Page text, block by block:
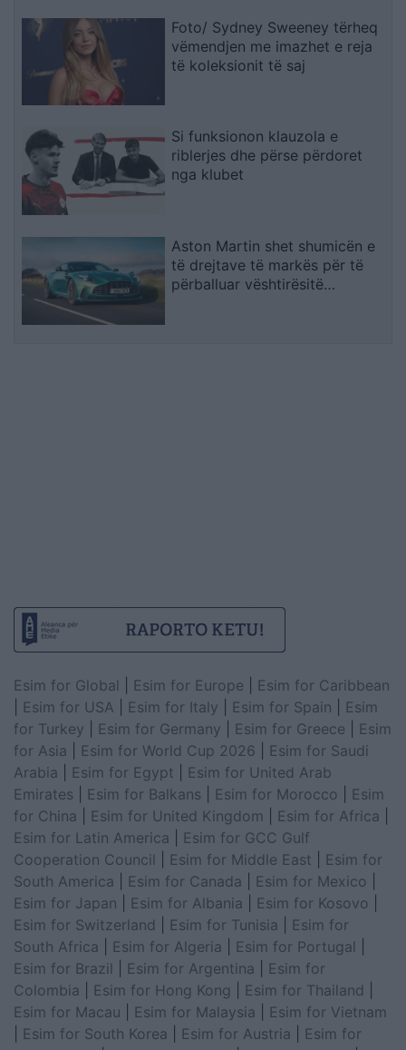
Foto/ Sydney Sweeney tërheq
vëmendjen me imazhet e reja
të koleksionit të saj
Si funksionon klauzola e
riblerjes dhe përse përdoret
nga klubet
Aston Martin shet shumicën e
të drejtave të markës për të
përballuar vështirësitë
Esim for Global Esim for Europe
Esim for Caribbean
Esim for USA Esim for Italy Esim for Spain
Esim
for Turkey
Esim for Germany Esim for Greece
Esim
for Asia
Esim for World Cup 2026
Esim for Saudi
Arabia
Esim for Egypt
Esim for United Arab
Emirates
Esim for Balkans Esim for Morocco
Esim
for China
Esim for United Kingdom Esim for Africa
Esim for Latin America
Esim for GCC Gulf
Cooperation Council
Esim for Middle East
Esim for
South America
Esim for Canada Esim for Mexico
Esim for Japan
Esim for Albania Esim for Kosovo
Esim for Switzerland
Esim for Tunisia
Esim for
South Africa
Esim for Algeria Esim for Portugal
Esim for Brazil
Esim for Argentina
Esim for
Colombia
Esim for Hong Kong Esim for Thailand
Esim for Macau
Esim for Malaysia
Esim for Vietnam
Esim for South Korea Esim for Austria
Esim for